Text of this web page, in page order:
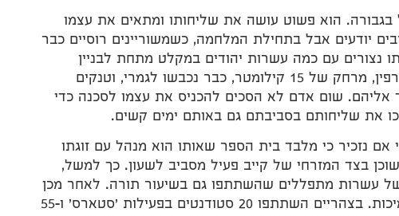
הוא פשוט עושה את שליחותו ומתאים את עצמו
יודעים אבל בתחילת המלחמה, כשמשוריינים רוסיים כבר
נצורים עם כמה עשרות יהודים במקלט מתחת לבניין
מגוריהם, מנותקים מהעולם החיצון. בוצ'ה ואירפין, מרחק של 15 קילומטר, כבר נכבשו לגמרי, וטנקים
אליהם. שום אדם לא הסכים להכניס את עצמו לסכנה כדי
את שליחותם בסביבתם גם באותם ימים קשים.
נזכיר כי מלבד בית הספר שאותו הוא מנהל עם זוגתו
בצד המזרחי של קייב פעיל מסביב לשעון. כך למשל,
של עשרות מתפללים שהשתתפו גם בשיעור תורה. לאחר מכן
הגיעו יהודים מכל הסביבה לקבל תנורים ושמיכות. בצהריים השתתפו 20 סטודנטים בפעילות 'סטארס' ו-55